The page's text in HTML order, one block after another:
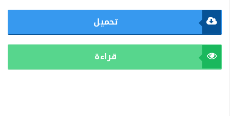
تحميل
قراءة